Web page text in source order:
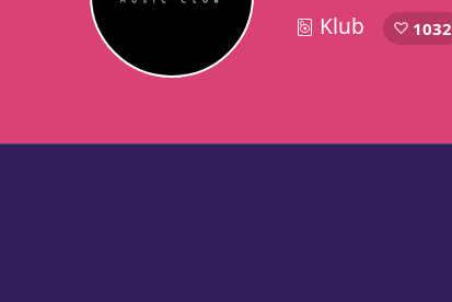
1 Klub 1032